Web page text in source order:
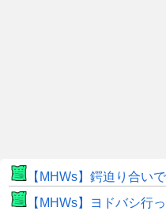
【MHWs】鍔迫り合いでオ
【MHWs】ヨドバシ行ったらレ